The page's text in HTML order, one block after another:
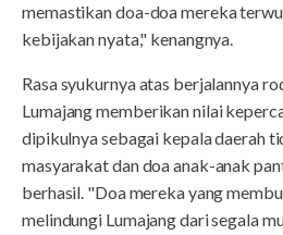
memastikan doa-doa mereka
kebijakan nyata," kenangnya.
Rasa syukurnya atas berjalannya
Lumajang memberikan nilai
dipikulnya sebagai kepala daerah
masyarakat dan doa anak-anak
berhasil. "Doa mereka yang
melindungi Lumajang dari segala